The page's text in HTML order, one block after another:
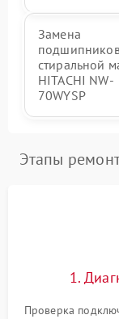
Замена
стиральной
HITACHI NW-
70WYSP
Этапы
1.
Проверка